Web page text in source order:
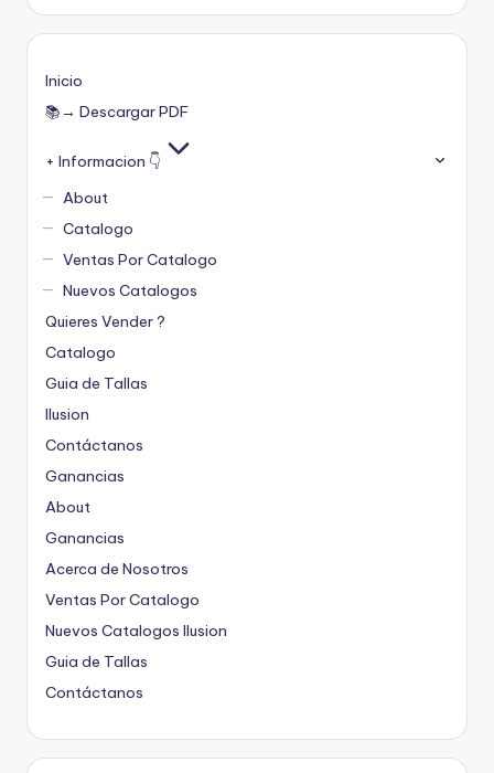
Inicio
📚→ Descargar PDF
+ Informacion 👇
About
Catalogo
Ventas Por Catalogo
Nuevos Catalogos
Quieres Vender ?
Catalogo
Guia de Tallas
Ilusion
Contáctanos
Ganancias
About
Ganancias
Acerca de Nosotros
Ventas Por Catalogo
Nuevos Catalogos Ilusion
Guia de Tallas
Contáctanos